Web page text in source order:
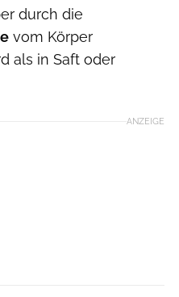
durch die
vom Körper
als in Saft oder
ANZEIGE